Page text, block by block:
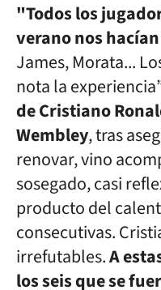
"Todos los
verano nos
James, Morata...
nota la
de Cristiano
Wembley, tras
renovar, vino
sosegado, casi
producto del
consecutivas.
irrefutables.A
los seis que se